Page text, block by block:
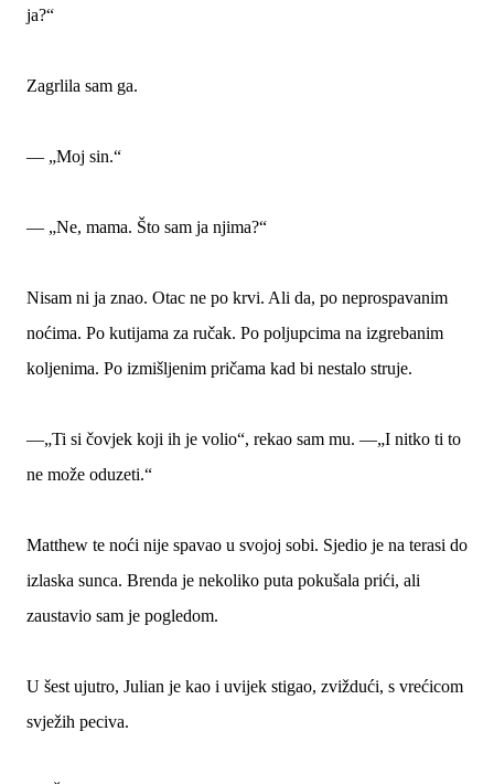
ja?“
Zagrlila sam ga.
— „Moj sin.“
— „Ne, mama. Što sam ja njima?“
Nisam ni ja znao. Otac ne po krvi. Ali da, po neprospavanim
noćima. Po kutijama za ručak. Po poljupcima na izgrebanim
koljenima. Po izmišljenim pričama kad bi nestalo struje.
—„Ti si čovjek koji ih je volio“, rekao sam mu. —„I nitko ti to
ne može oduzeti.“
Matthew te noći nije spavao u svojoj sobi. Sjedio je na terasi do
izlaska sunca. Brenda je nekoliko puta pokušala prići, ali
zaustavio sam je pogledom.
U šest ujutro, Julian je kao i uvijek stigao, zviždući, s vrećicom
svježih peciva.